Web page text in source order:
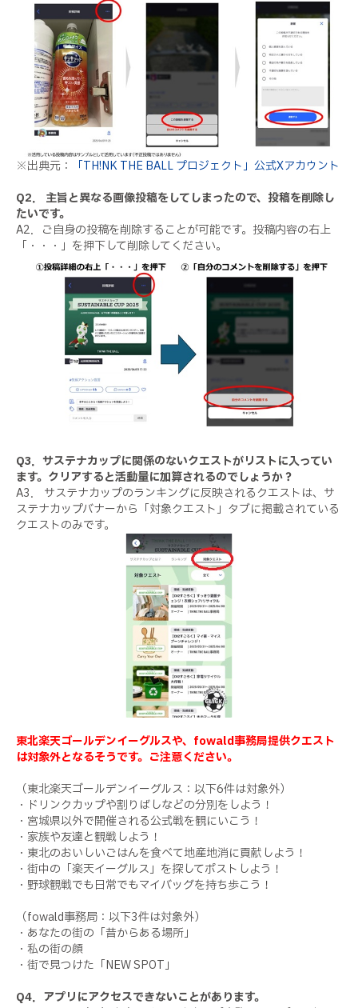
※出典元：
「TH!NK THE BALL プロジェクト」公式Xアカウント
Q2． 主旨と異なる画像投稿をしてしまったので、投稿を削除し
たいです。
A2．ご自身の投稿を削除することが可能です。投稿内容の右上
「・・・」を押下して削除してください。
Q3．サステナカップに関係のないクエストがリストに入ってい
ます。クリアすると活動量に加算されるのでしょうか？
A3． サステナカップのランキングに反映されるクエストは、サ
ステナカップバナーから「対象クエスト」タブに掲載されている
クエストのみです。
東北楽天ゴールデンイーグルスや、fowald事務局提供クエスト
は対象外となるそうです。ご注意ください。
（東北楽天ゴールデンイーグルス：以下6件は対象外）
・ドリンクカップや割りばしなどの分別をしよう！
・宮城県以外で開催される公式戦を観にいこう！
・家族や友達と観戦しよう！
・東北のおいしいごはんを食べて地産地消に貢献しよう！
・街中の「楽天イーグルス」を探してポストしよう！
・野球観戦でも日常でもマイバッグを持ち歩こう！
（fowald事務局：以下3件は対象外）
・あなたの街の「昔からある場所」
・私の街の顔
・街で見つけた「NEW SPOT」
Q4．アプリにアクセスできないことがあります。